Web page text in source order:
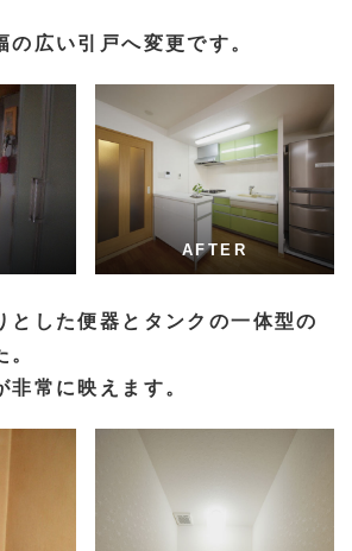
の広い引戸へ変更です。
AFTER
とした便器とタンクの一体型の
。
非常に映えます。